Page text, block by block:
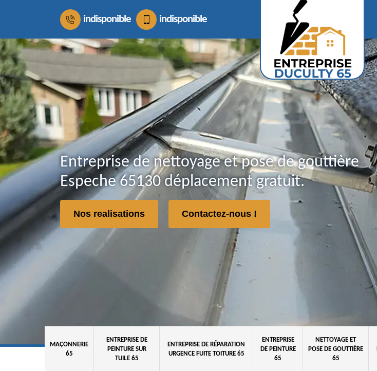
indisponible indisponible
Entreprise de nettoyage et pose de gouttière
Espeche 65130 déplacement gratuit.
Nos realisations Contactez-nous !
MAÇONNERIE
65
ENTREPRISE DE
PEINTURE SUR
TUILE 65
ENTREPRISE DE RÉPARATION
URGENCE FUITE TOITURE 65
ENTREPRISE
DE PEINTURE
65
NETTOYAGE ET
POSE DE GOUTTIÈRE
65